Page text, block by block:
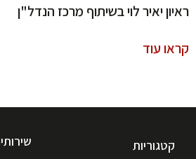
ראיון יאיר לוי בשיתוף מרכז הנדל"ן
קראו עוד
קטגוריות שירותים